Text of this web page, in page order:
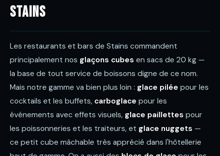
Stains
Les restaurants et bars de Stains commandent
principalement nos glaçons cubes en sacs de 20 kg —
la base de tout service de boissons digne de ce nom.
Mais notre gamme va bien plus loin : glace pilée pour les
cocktails et les buffets, carboglace pour les
événements avec effets visuels, glace paillettes pour
les poissonneries et les traiteurs, et glace nuggets —
ce petit cube mâchable très apprécié dans l'hôtellerie